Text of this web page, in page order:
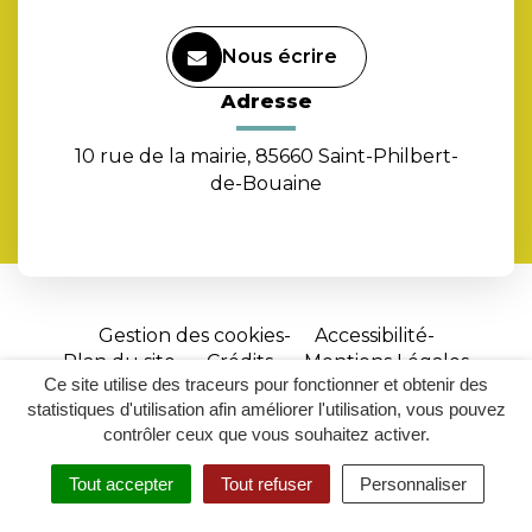
Ce site utilise des traceurs pour fonctionner et obtenir des
statistiques d'utilisation afin améliorer l'utilisation, vous pouvez
contrôler ceux que vous souhaitez activer.
Tout accepter Tout refuser Personnaliser
RECHERCHER
ACCESSIBILITÉ
Nous écrire
Adresse
10 rue de la mairie, 85660 Saint-Philbert-
de-Bouaine
Gestion des cookies
Accessibilité
Plan du site
Crédits
Mentions Légales
Site
réalisé
par
Inovagora